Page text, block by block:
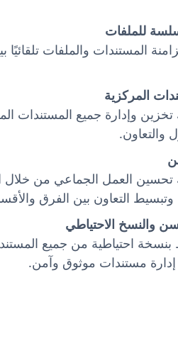
للملفات
المركزية
والتعاون.
والنسخ الاحتياطي
إدارة مستندات موثوق وآمن.